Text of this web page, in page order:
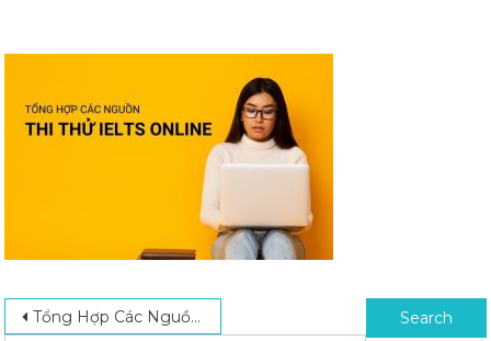
Post navigation
Tổng Hợp Các Nguồn Thi Thử IELTS Online Hiệu Quả Nhất Hiện Nay Search for: